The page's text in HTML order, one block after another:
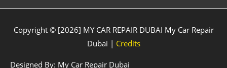
Copyright © [2026] MY CAR REPAIR DUBAI My Car Repair
Dubai | Credits
Designed By: My Car Repair Dubai